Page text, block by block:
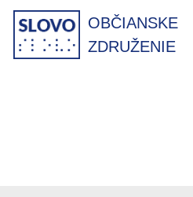
OBČIANSKE
ZDRUŽENIE